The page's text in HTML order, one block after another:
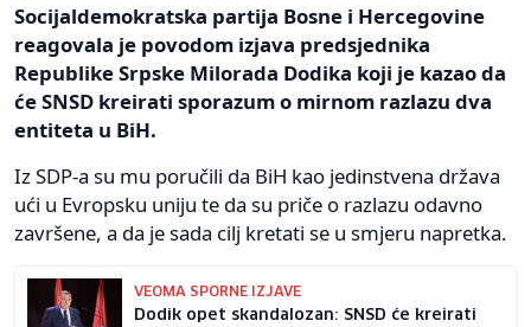
Socijaldemokratska partija Bosne i Hercegovine
reagovala je povodom izjava predsjednika
Republike Srpske Milorada Dodika koji je kazao da
će SNSD kreirati sporazum o mirnom razlazu dva
entiteta u BiH.
Iz SDP-a su mu poručili da BiH kao jedinstvena država
ući u Evropsku uniju te da su priče o razlazu odavno
završene, a da je sada cilj kretati se u smjeru napretka.
VEOMA SPORNE IZJAVE
Dodik opet skandalozan: SNSD će kreirati